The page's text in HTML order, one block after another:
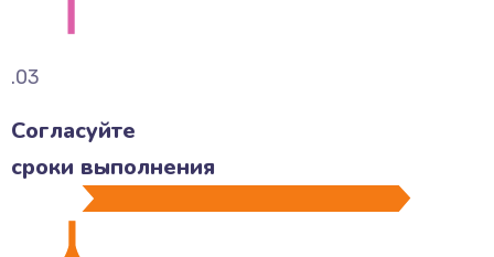
.03
Согласуйте
сроки выполнения